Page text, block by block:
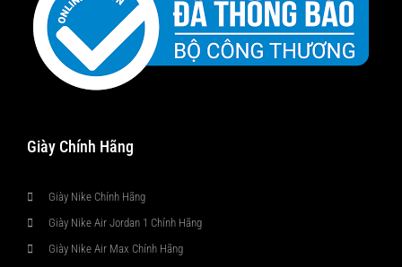
Giày Chính Hãng
Giày Nike Chính Hãng
Giày Nike Air Jordan 1 Chính Hãng
Giày Nike Air Max Chính Hãng